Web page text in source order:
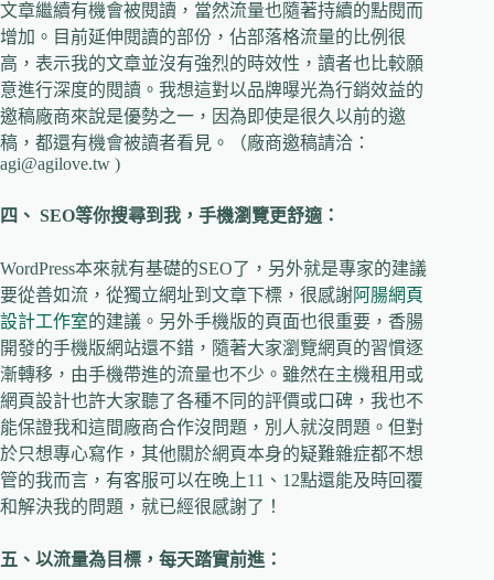
文章繼續有機會被閱讀，當然流量也隨著持續的點閱而
增加。目前延伸閱讀的部份，佔部落格流量的比例很
高，表示我的文章並沒有強烈的時效性，讀者也比較願
意進行深度的閱讀。我想這對以品牌曝光為行銷效益的
邀稿廠商來說是優勢之一，因為即使是很久以前的邀
稿，都還有機會被讀者看見。（廠商邀稿請洽：
agi@agilove.tw )
四、 SEO等你搜尋到我，手機瀏覽更舒適：
WordPress本來就有基礎的SEO了，另外就是專家的建議
要從善如流，從獨立網址到文章下標，很感謝阿腸網頁
設計工作室的建議。另外手機版的頁面也很重要，香腸
開發的手機版網站還不錯，隨著大家瀏覽網頁的習慣逐
漸轉移，由手機帶進的流量也不少。雖然在主機租用或
網頁設計也許大家聽了各種不同的評價或口碑，我也不
能保證我和這間廠商合作沒問題，別人就沒問題。但對
於只想專心寫作，其他關於網頁本身的疑難雜症都不想
管的我而言，有客服可以在晚上11、12點還能及時回覆
和解決我的問題，就已經很感謝了！
五、 以流量為目標，每天踏實前進：